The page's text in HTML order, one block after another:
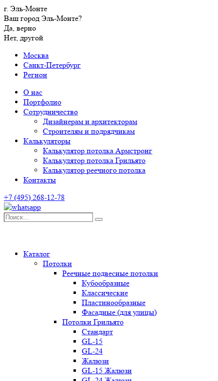
г. Эль-Монте
Ваш город Эль-Монте?
Да, верно
Нет, другой
Москва
Санкт-Петербург
Регион
О нас
Портфолио
Сотрудничество
Дизайнерам и архитекторам
Строителям и подрядчикам
Калькуляторы
Калькулятор потолка Армстронг
Калькулятор потолка Грильято
Калькулятор реечного потолка
Контакты
+7 (495) 268-12-78
Поиск…
Поиск
Каталог
Потолки
Реечные подвесные потолки
Кубообразные
Классические
Пластинообразные
Фасадные (для улицы)
Потолки Грильято
Стандарт
GL-15
GL-24
Жалюзи
GL-15 Жалюзи